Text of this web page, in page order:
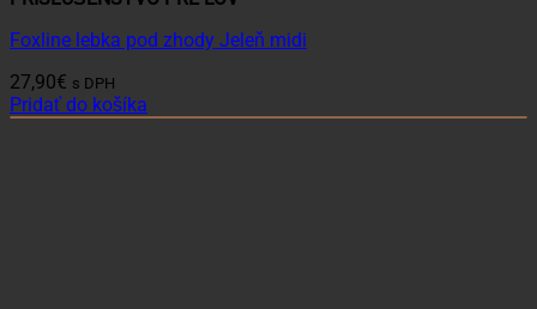
Foxline lebka pod zhody Jeleň midi
27,90€ s DPH
Pridať do košíka